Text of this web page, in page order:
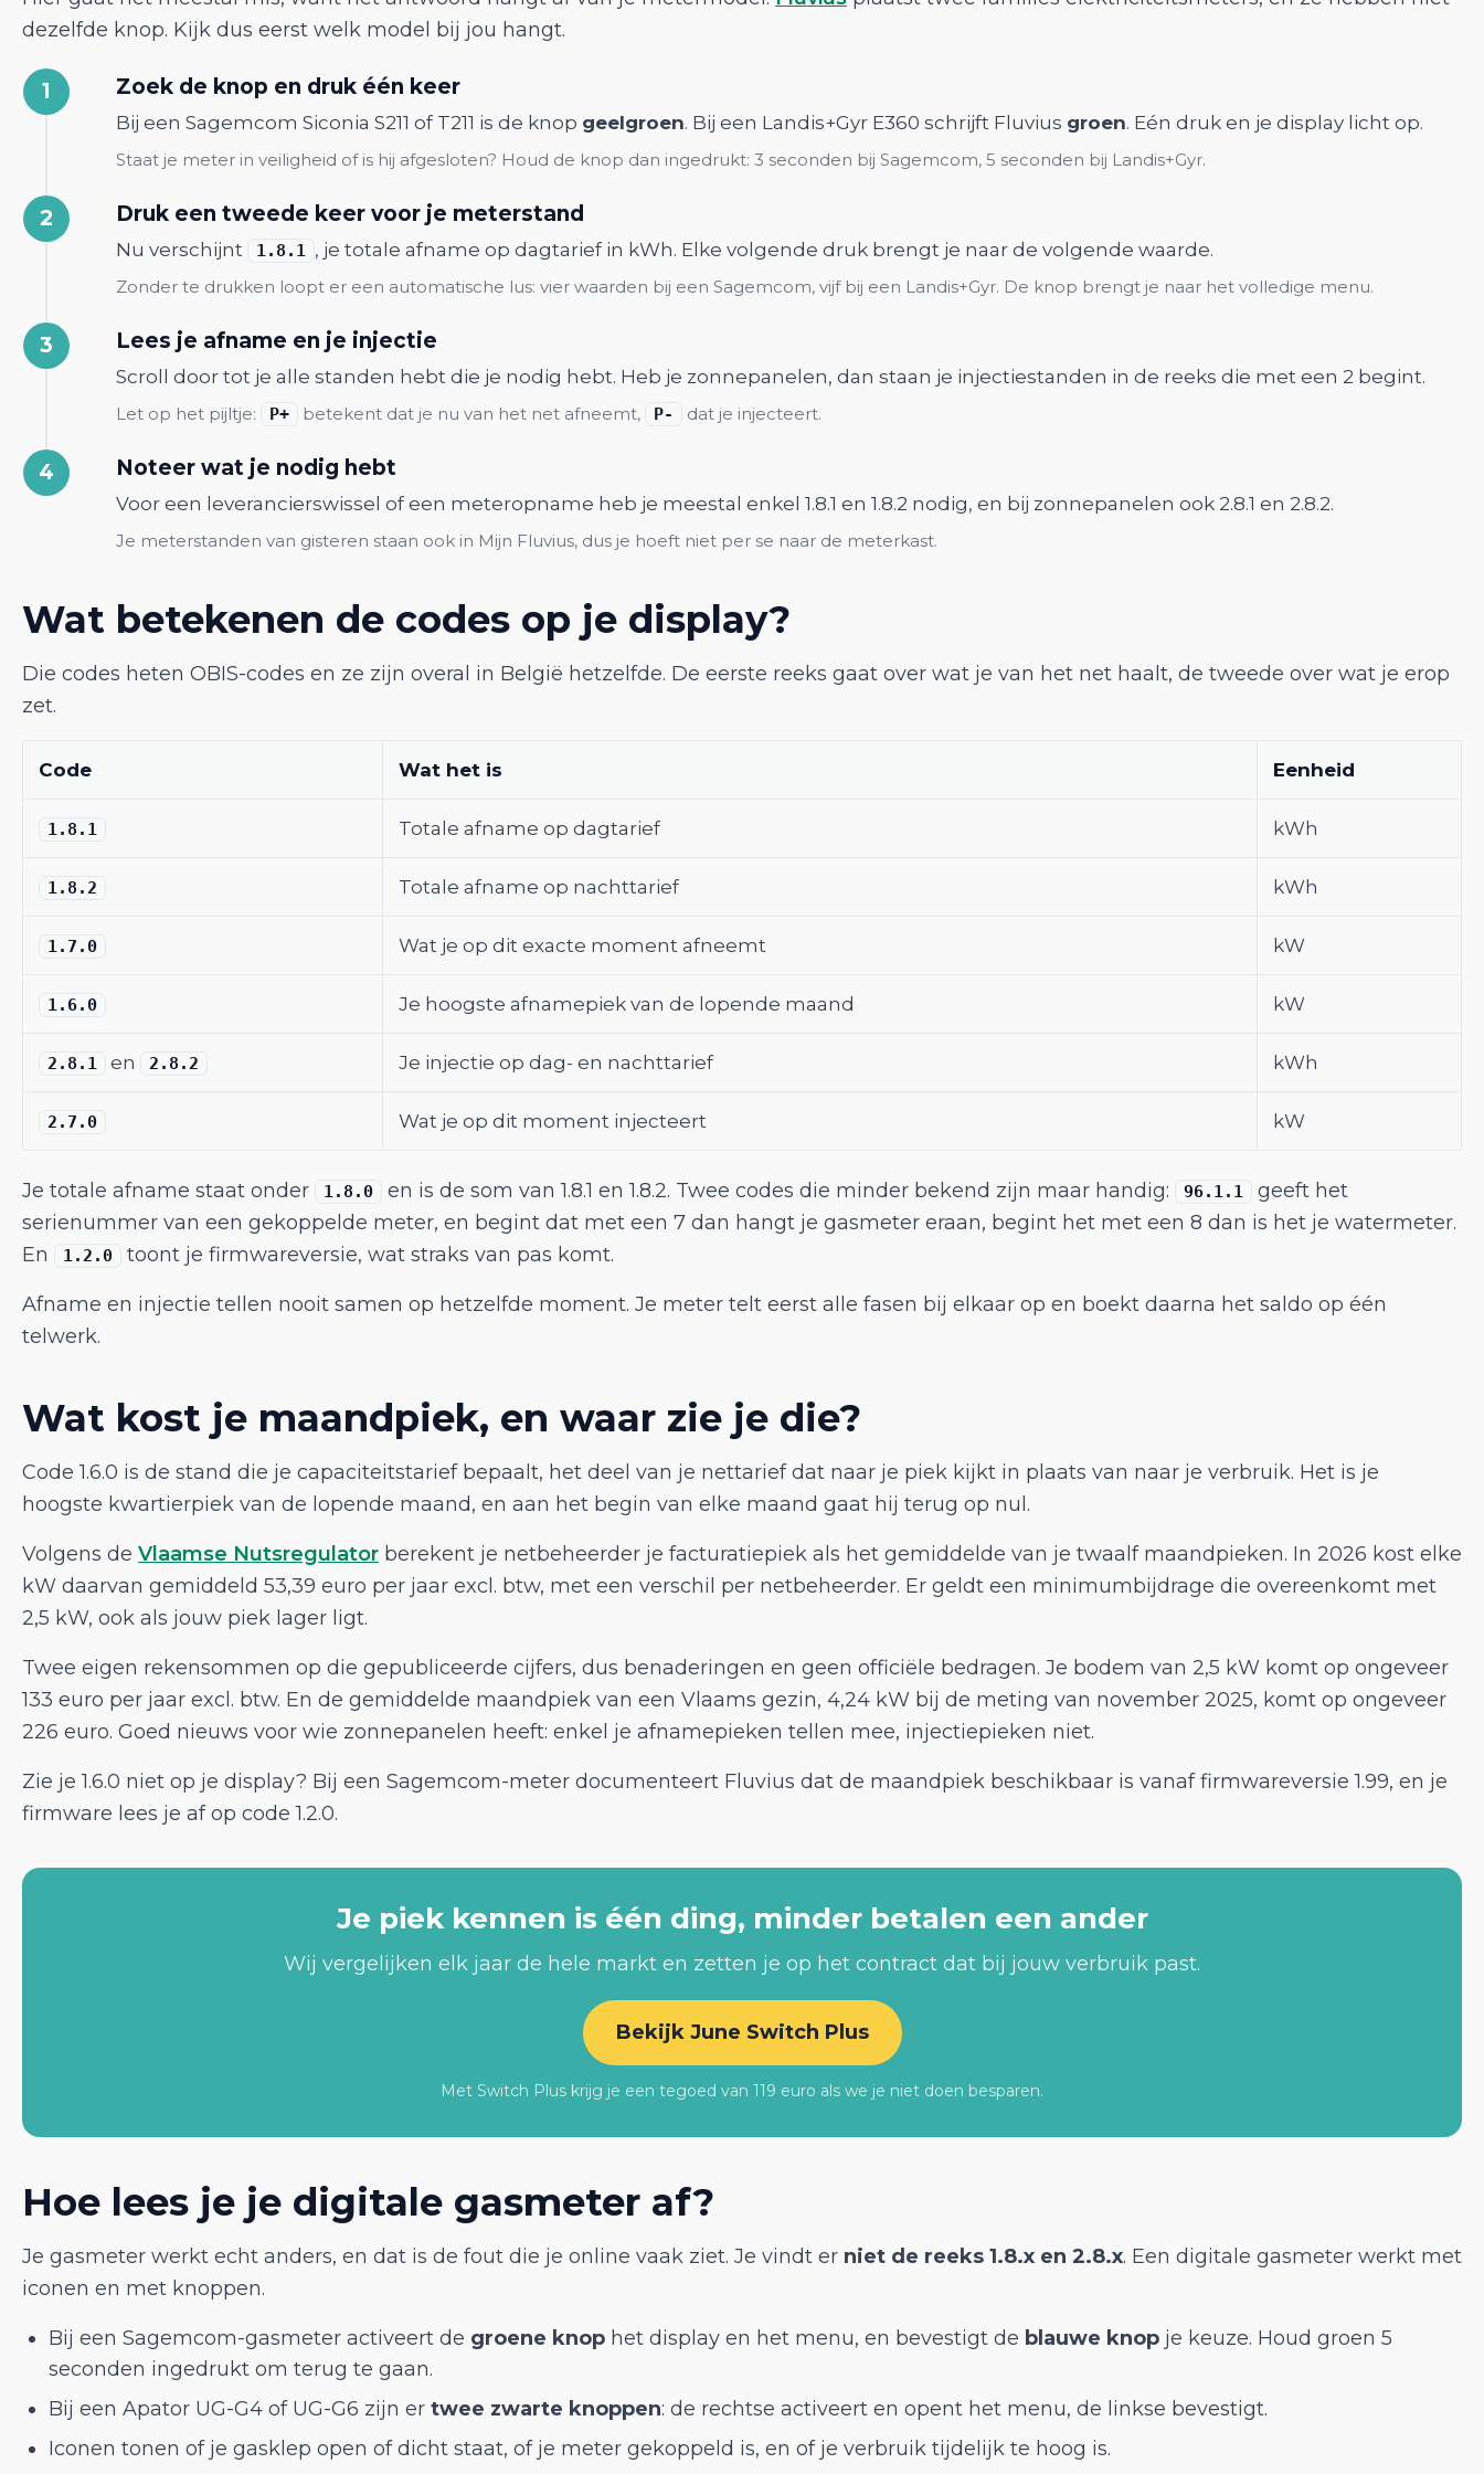
dezelfde knop. Kijk dus eerst welk model bij jou hangt.
Zoek de knop en druk één keer
Bij een Sagemcom Siconia S211 of T211 is de knop geelgroen. Bij een Landis+Gyr E360 schrijft Fluvius groen. Eén druk en je display licht op.
Staat je meter in veiligheid of is hij afgesloten? Houd de knop dan ingedrukt: 3 seconden bij Sagemcom, 5 seconden bij Landis+Gyr.
Druk een tweede keer voor je meterstand
Nu verschijnt 1.8.1 , je totale afname op dagtarief in kWh. Elke volgende druk brengt je naar de volgende waarde.
Zonder te drukken loopt er een automatische lus: vier waarden bij een Sagemcom, vijf bij een Landis+Gyr. De knop brengt je naar het volledige menu.
Lees je afname en je injectie
Scroll door tot je alle standen hebt die je nodig hebt. Heb je zonnepanelen, dan staan je injectiestanden in de reeks die met een 2 begint.
Let op het pijltje: P+ betekent dat je nu van het net afneemt, P- dat je injecteert.
Noteer wat je nodig hebt
Voor een leverancierswissel of een meteropname heb je meestal enkel 1.8.1 en 1.8.2 nodig, en bij zonnepanelen ook 2.8.1 en 2.8.2.
Je meterstanden van gisteren staan ook in Mijn Fluvius, dus je hoeft niet per se naar de meterkast.
Wat betekenen de codes op je display?
Die codes heten OBIS-codes en ze zijn overal in België hetzelfde. De eerste reeks gaat over wat je van het net haalt, de tweede over wat je erop
zet.
Code Wat het is Eenheid
1.8.1 Totale afname op dagtarief kWh
1.8.2 Totale afname op nachttarief kWh
1.7.0 Wat je op dit exacte moment afneemt kW
1.6.0 Je hoogste afnamepiek van de lopende maand kW
2.8.1 en 2.8.2 Je injectie op dag- en nachttarief kWh
2.7.0 Wat je op dit moment injecteert kW
Je totale afname staat onder 1.8.0 en is de som van 1.8.1 en 1.8.2. Twee codes die minder bekend zijn maar handig: 96.1.1
geeft het
serienummer van een gekoppelde meter, en begint dat met een 7 dan hangt je gasmeter eraan, begint het met een 8 dan is het je watermeter.
En
1.2.0 toont je firmwareversie, wat straks van pas komt.
Afname en injectie tellen nooit samen op hetzelfde moment. Je meter telt eerst alle fasen bij elkaar op en boekt daarna het saldo op één
telwerk.
Wat kost je maandpiek, en waar zie je die?
Code 1.6.0 is de stand die je capaciteitstarief bepaalt, het deel van je nettarief dat naar je piek kijkt in plaats van naar je verbruik. Het is je
hoogste kwartierpiek van de lopende maand, en aan het begin van elke maand gaat hij terug op nul.
Volgens de Vlaamse Nutsregulator berekent je netbeheerder je facturatiepiek als het gemiddelde van je twaalf maandpieken. In 2026 kost elke
kW daarvan gemiddeld 53,39 euro per jaar excl. btw, met een verschil per netbeheerder. Er geldt een minimumbijdrage die overeenkomt met
2,5 kW, ook als jouw piek lager ligt.
Twee eigen rekensommen op die gepubliceerde cijfers, dus benaderingen en geen officiële bedragen. Je bodem van 2,5 kW komt op ongeveer
133 euro per jaar excl. btw. En de gemiddelde maandpiek van een Vlaams gezin, 4,24 kW bij de meting van november 2025, komt op ongeveer
226 euro. Goed nieuws voor wie zonnepanelen heeft: enkel je afnamepieken tellen mee, injectiepieken niet.
Zie je 1.6.0 niet op je display? Bij een Sagemcom-meter documenteert Fluvius dat de maandpiek beschikbaar is vanaf firmwareversie 1.99, en je
firmware lees je af op code 1.2.0.
Je piek kennen is één ding, minder betalen een ander
Wij vergelijken elk jaar de hele markt en zetten je op het contract dat bij jouw verbruik past.
Bekijk June Switch Plus
Met Switch Plus krijg je een tegoed van 119 euro als we je niet doen besparen.
Hoe lees je je digitale gasmeter af?
Je gasmeter werkt echt anders, en dat is de fout die je online vaak ziet. Je vindt er niet de reeks 1.8.x en 2.8.x. Een digitale gasmeter werkt met
iconen en met knoppen.
Bij een Sagemcom-gasmeter activeert de groene knop het display en het menu, en bevestigt de blauwe knop je keuze. Houd groen 5
seconden ingedrukt om terug te gaan.
Bij een Apator UG-G4 of UG-G6 zijn er twee zwarte knoppen: de rechtse activeert en opent het menu, de linkse bevestigt.
Iconen tonen of je gasklep open of dicht staat, of je meter gekoppeld is, en of je verbruik tijdelijk te hoog is.